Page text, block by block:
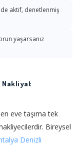
aktif, denetlenmiş
yaşarsanız
Nakliyat
eve taşıma tek
Bireysel
Denizli